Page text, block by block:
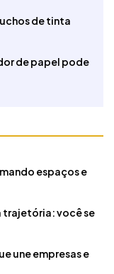
de tinta
de papel pode
espaços e
trajetória: você se
une empresas e